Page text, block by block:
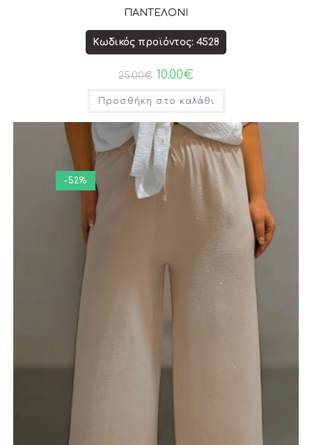
ΠΑΝΤΕΛΟΝΙ
Κωδικός προϊόντος: 4528
25.00€ 10.00€
Προσθήκη στο καλάθι
-52%